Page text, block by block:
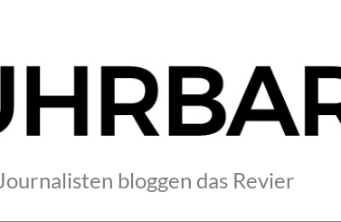
Journalisten bloggen das Revier